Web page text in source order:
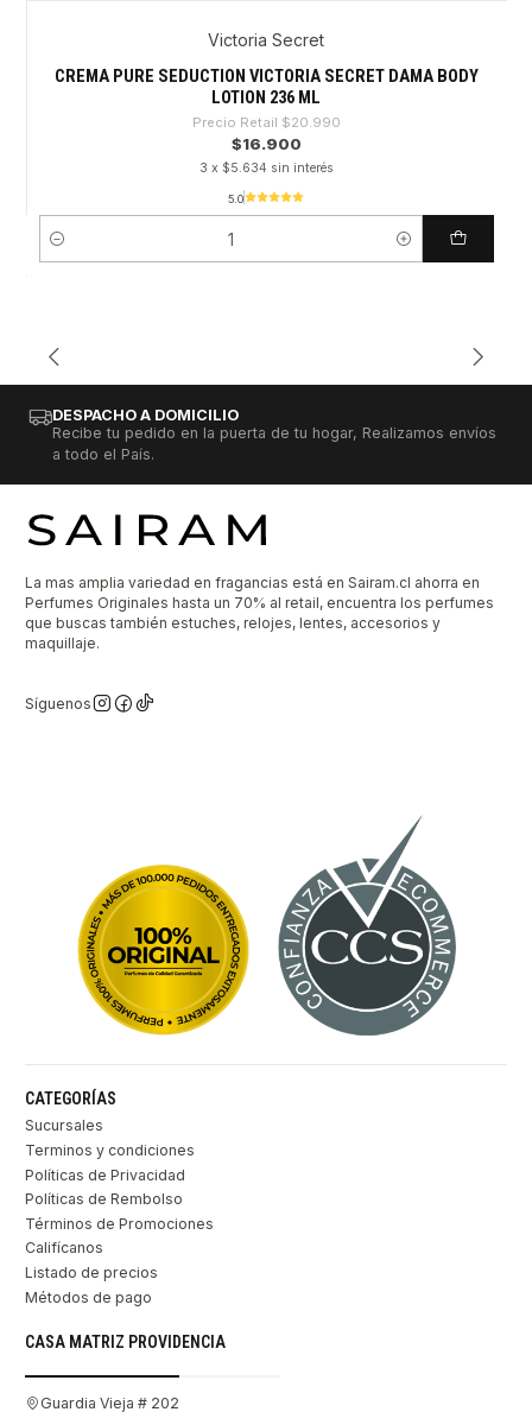
Victoria Secret
CREMA PURE SEDUCTION VICTORIA SECRET DAMA BODY
LOTION 236 ML
Precio Retail $20.990
$16.900
3 x $5.634 sin interés
5.0
Cantidad
DESPACHO A DOMICILIO
Recibe tu pedido en la puerta de tu hogar, Realizamos envíos
a todo el País.
La mas amplia variedad en fragancias está en Sairam.cl ahorra en
Perfumes Originales hasta un 70% al retail, encuentra los perfumes
que buscas también estuches, relojes, lentes, accesorios y
maquillaje.
Síguenos
CATEGORÍAS
Sucursales
Terminos y condiciones
Políticas de Privacidad
Políticas de Rembolso
Términos de Promociones
Califícanos
Listado de precios
Métodos de pago
CASA MATRIZ PROVIDENCIA
Guardia Vieja # 202